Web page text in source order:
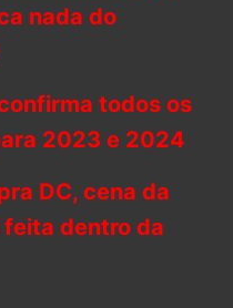
nada do
todos os
2023 e 2024
DC, cena da
dentro da